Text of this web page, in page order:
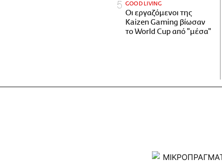
GOOD LIVING
Οι εργαζόμενοι της
Kaizen Gaming βίωσαν
το World Cup από "μέσα"